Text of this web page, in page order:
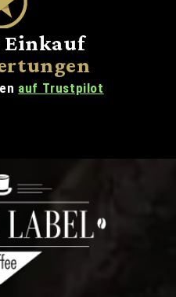
Einkauf
auf Trustpilot